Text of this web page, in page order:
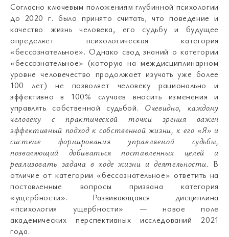
Согласно ключевым положениям глубинной психологии
до 2020 г. было принято считать, что поведение и
качество жизнь человека, его судьбу и будущее
определяет психологическая категория
«бессознательное». Однако свод знаний о категории
«бессознательное» (которую на междисциплинарном
уровне человечество продолжает изучать уже более
100 лет) не позволяет человеку рационально и
эффективно в 100% случаев вносить изменения и
управлять собственной судьбой. Очевидно, каждому
человеку с практической точки зрения важен
эффективный подход к собственной жизни, к его «Я» и
системе формирования управляемой судьбы,
позволяющий добиваться поставленных целей и
реализовать задача в ходе жизни и деятельности. В
отличие от категории «бессознательное» ответить на
поставленные вопросы призвана категория
«ущербности». Развивающаяся дисциплина
«психология ущербности» — новое поле
академических перспективных исследований 2021
года.